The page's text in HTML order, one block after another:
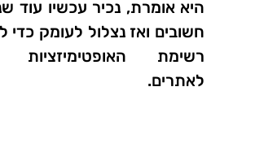
היא אומרת, נכיר עכשיו עוד
חשובים ואז נצלול לעומק כדי
רשימת האופטימיזציות
לאתרים.